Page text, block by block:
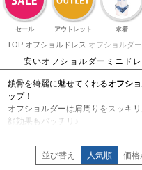
セール アウトレット 水着
TOP オフショルドレス オフショルダ
安いオフショルダーミニド
鎖骨を綺麗に魅せてくれるオフシ
ップ！
オフショルダーは肩周りをスッキ
顔効果もバッチリ♪
で脚長
くれます◎
二の腕の気になる部分もしっかり
並び替え 人気順 価格